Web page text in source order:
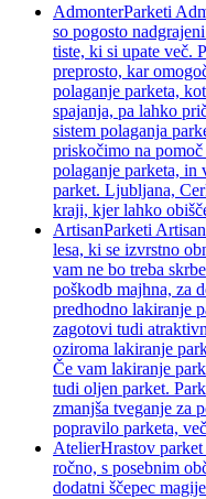
AdmonterParketi
so pogosto
tiste, ki si upate več.
preprosto, kar
polaganje parketa,
spajanja, pa lahko
sistem polaganja
priskočimo na
polaganje parketa, in
parket. Ljubljana,
kraji, kjer lahko
ArtisanParketi
lesa, ki se izvrstno
vam ne bo treba
poškodb majhna, za
predhodno lakiranje
zagotovi tudi
oziroma lakiranje
Če vam lakiranje
tudi oljen parket.
zmanjša tveganje za
popravilo parketa,
AtelierHrastov
ročno, s posebnim
dodatni ščepec